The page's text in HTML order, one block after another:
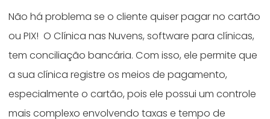
Não há problema se o cliente quiser pagar no cartão
ou PIX! O Clínica nas Nuvens, software para clínicas,
tem conciliação bancária. Com isso, ele permite que
a sua clínica registre os meios de pagamento,
especialmente o cartão, pois ele possui um controle
mais complexo envolvendo taxas e tempo de